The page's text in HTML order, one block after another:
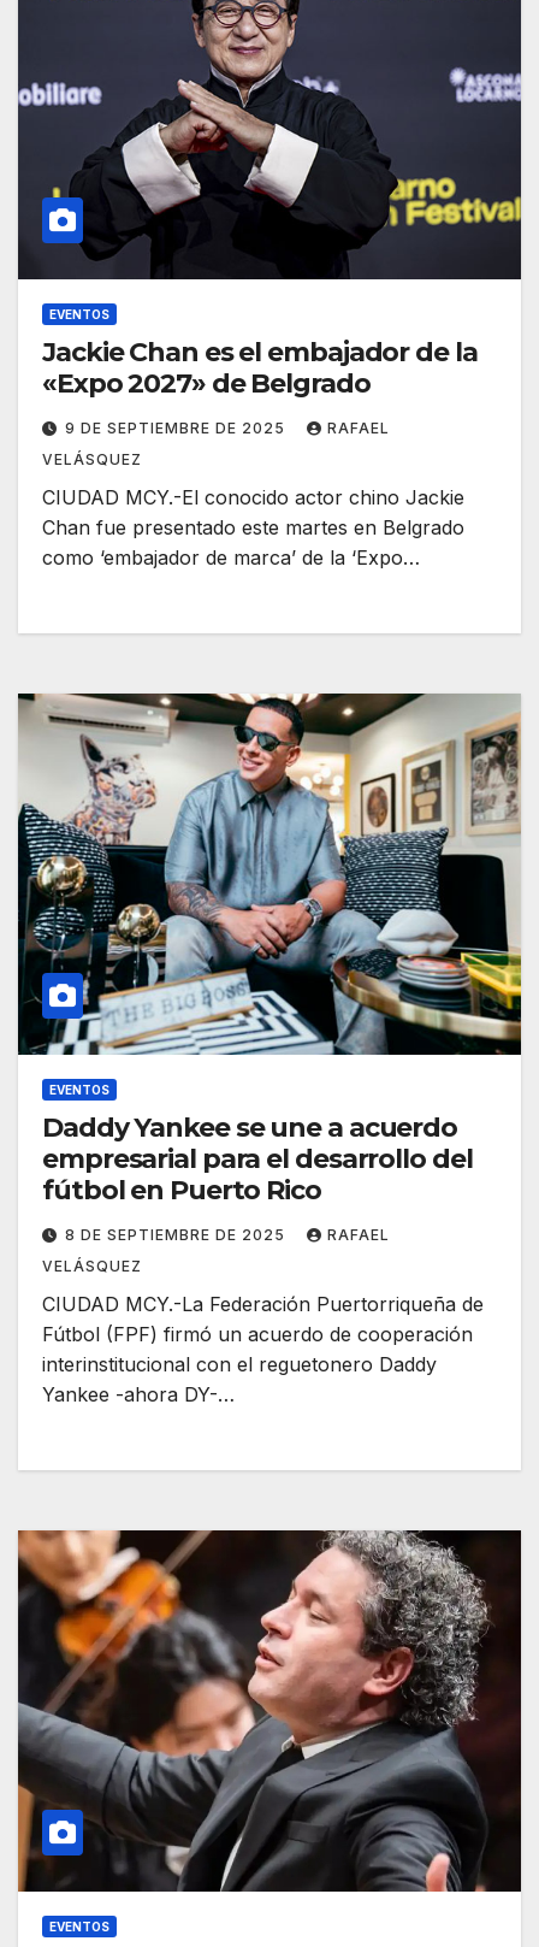
EVENTOS
Jackie Chan es el embajador de la
«Expo 2027» de Belgrado
9 DE SEPTIEMBRE DE 2025
RAFAEL
VELÁSQUEZ
CIUDAD MCY.-El conocido actor chino Jackie
Chan fue presentado este martes en Belgrado
como ‘embajador de marca’ de la ‘Expo…
EVENTOS
Daddy Yankee se une a acuerdo
empresarial para el desarrollo del
fútbol en Puerto Rico
8 DE SEPTIEMBRE DE 2025
RAFAEL
VELÁSQUEZ
CIUDAD MCY.-La Federación Puertorriqueña de
Fútbol (FPF) firmó un acuerdo de cooperación
interinstitucional con el reguetonero Daddy
Yankee -ahora DY-…
EVENTOS